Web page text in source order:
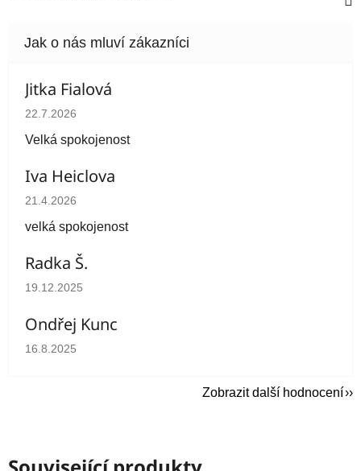
Jitka Fialová
Hodnocení obchodu je 5 z 5 hvězdiček.
22.7.2026
Velká spokojenost
Iva Heiclova
Hodnocení obchodu je 5 z 5 hvězdiček.
21.4.2026
velká spokojenost
Radka Š.
Hodnocení obchodu je 5 z 5 hvězdiček.
19.12.2025
Ondřej Kunc
Hodnocení obchodu je 5 z 5 hvězdiček.
16.8.2025
Zobrazit další hodnocení